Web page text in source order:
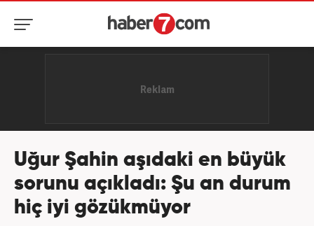
Uğur Şahin aşıdaki en büyük
sorunu açıkladı: Şu an durum
hiç iyi gözükmüyor